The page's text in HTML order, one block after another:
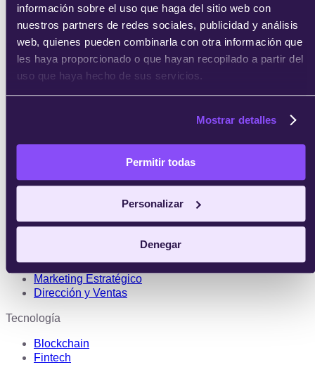
información sobre el uso que haga del sitio web con
nuestros partners de redes sociales, publicidad y análisis
web, quienes pueden combinarla con otra información que
les haya proporcionado o que hayan recopilado a partir del
uso que haya hecho de sus servicios.
Mostrar detalles
Permitir todas
Personalizar
Denegar
Recursos Humanos
Product Manager
Finanzas
Big data & IA
SEO/SEM
Inbound Marketing
Growth Hacking
Gamificación
Marketing Estratégico
Dirección y Ventas
Tecnología
Blockchain
Fintech